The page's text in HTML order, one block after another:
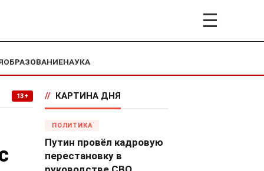
☰
ОБРАЗОВАНИЕНАУКА
13+ // КАРТИНА ДНЯ
ПОЛИТИКА
Путин провёл кадровую
перестановку в